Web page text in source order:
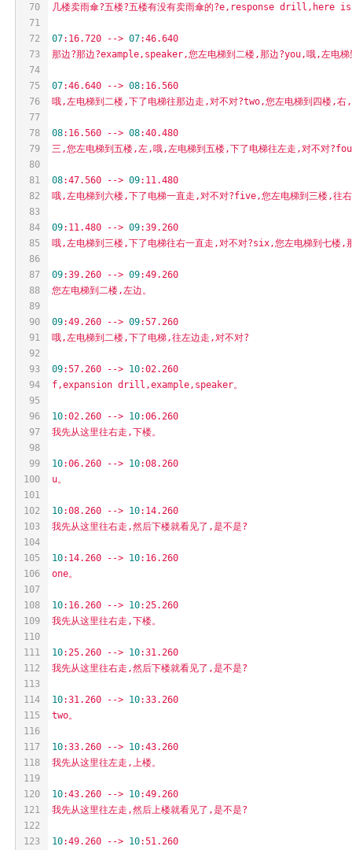
70
71
72
73
74
75
76
77
78
79
80
81
82
83
84
85
86
87
88
89
90
91
92
93
94
95
96
97
98
99
100
101
102
103
104
105
106
107
108
109
110
111
112
113
114
115
116
117
118
119
120
121
122
123
几楼卖雨傘?五楼?五楼有没有卖雨傘的?e,response drill,here is
07:16.720 --> 07:46.640
那边?那边?example,speaker,您左电梯到二楼,那边?you,哦,左电
07:46.640 --> 08:16.560
哦,左电梯到二楼,下了电梯往那边走,对不对?two,您左电梯到四楼,
08:16.560 --> 08:40.480
三,您左电梯到五楼,左,哦,左电梯到五楼,下了电梯往左走,对不对
08:47.560 --> 09:11.480
哦,左电梯到六楼,下了电梯一直走,对不对?five,您左电梯到三楼,往
09:11.480 --> 09:39.260
哦,左电梯到三楼,下了电梯往右一直走,对不对?six,您左电梯到七楼
09:39.260 --> 09:49.260
您左电梯到二楼,左边。
09:49.260 --> 09:57.260
哦,左电梯到二楼,下了电梯,往左边走,对不对?
09:57.260 --> 10:02.260
f,expansion drill,example,speaker。
10:02.260 --> 10:06.260
我先从这里往右走,下楼。
10:06.260 --> 10:08.260
u。
10:08.260 --> 10:14.260
我先从这里往右走,然后下楼就看见了,是不是?
10:14.260 --> 10:16.260
one。
10:16.260 --> 10:25.260
我先从这里往右走,下楼。
10:25.260 --> 10:31.260
我先从这里往右走,然后下楼就看见了,是不是?
10:31.260 --> 10:33.260
two。
10:33.260 --> 10:43.260
我先从这里往左走,上楼。
10:43.260 --> 10:49.260
我先从这里往左走,然后上楼就看见了,是不是?
10:49.260 --> 10:51.260